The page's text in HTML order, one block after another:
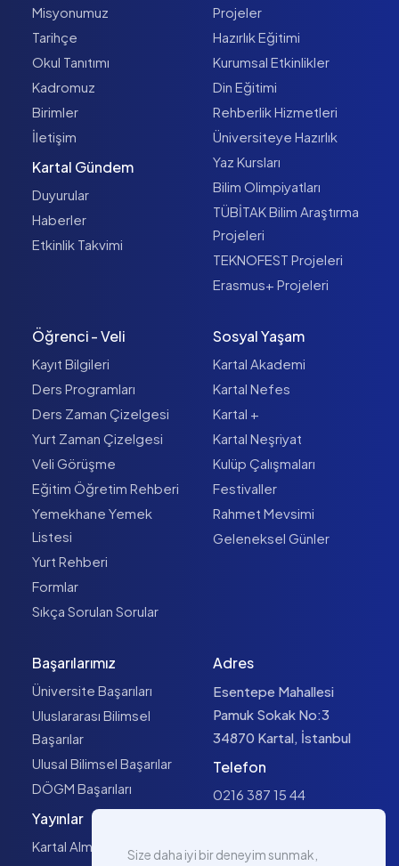
Misyonumuz
Tarihçe
Okul Tanıtımı
Kadromuz
Birimler
İletişim
Kartal Gündem
Duyurular
Haberler
Etkinlik Takvimi
Projeler
Hazırlık Eğitimi
Kurumsal Etkinlikler
Din Eğitimi
Rehberlik Hizmetleri
Üniversiteye Hazırlık
Yaz Kursları
Bilim Olimpiyatları
TÜBİTAK Bilim Araştırma
Projeleri
TEKNOFEST Projeleri
Erasmus+ Projeleri
Öğrenci - Veli
Kayıt Bilgileri
Ders Programları
Ders Zaman Çizelgesi
Yurt Zaman Çizelgesi
Veli Görüşme
Eğitim Öğretim Rehberi
Yemekhane Yemek
Listesi
Yurt Rehberi
Formlar
Sıkça Sorulan Sorular
Sosyal Yaşam
Kartal Akademi
Kartal Nefes
Kartal +
Kartal Neşriyat
Kulüp Çalışmaları
Festivaller
Rahmet Mevsimi
Geleneksel Günler
Başarılarımız
Üniversite Başarıları
Uluslararası Bilimsel
Başarılar
Ulusal Bilimsel Başarılar
DÖGM Başarıları
Yayınlar
Kartal Almanak
Adres
Esentepe Mahallesi
Pamuk Sokak No:3
34870 Kartal, İstanbul
Telefon
0216 387 15 44
249352@meb.k12.tr
Size daha iyi bir deneyim sunmak,